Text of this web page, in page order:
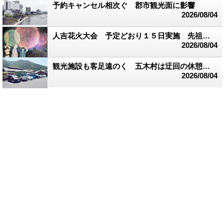
予約キャンセル相次ぐ 郡市観光面に影響
2026/08/04
人吉花火大会 予定どおり１５日実施 先祖慰霊、被災者の希望に
2026/08/04
観光施設も客足遠のく 五木村は迂回の休憩地点に
2026/08/04